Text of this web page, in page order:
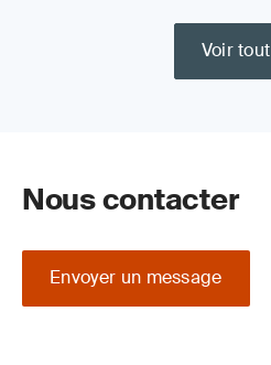
Voir tout
Nous contacter
Envoyer un message